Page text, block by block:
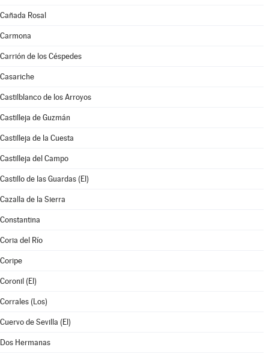
Cañada Rosal
Carmona
Carrión de los Céspedes
Casariche
Castilblanco de los Arroyos
Castilleja de Guzmán
Castilleja de la Cuesta
Castilleja del Campo
Castillo de las Guardas (El)
Cazalla de la Sierra
Constantina
Coria del Río
Coripe
Coronil (El)
Corrales (Los)
Cuervo de Sevilla (El)
Dos Hermanas